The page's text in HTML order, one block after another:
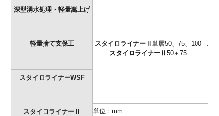
深型湧水処理・軽量嵩上げ
軽量捨て支保工
スタイロライナーWSF
スタイロライナーⅡ
-
スタイロライナーⅡ単層50、75、100
スタイロライナーⅡ50＋75
-
ス
※単位：mm